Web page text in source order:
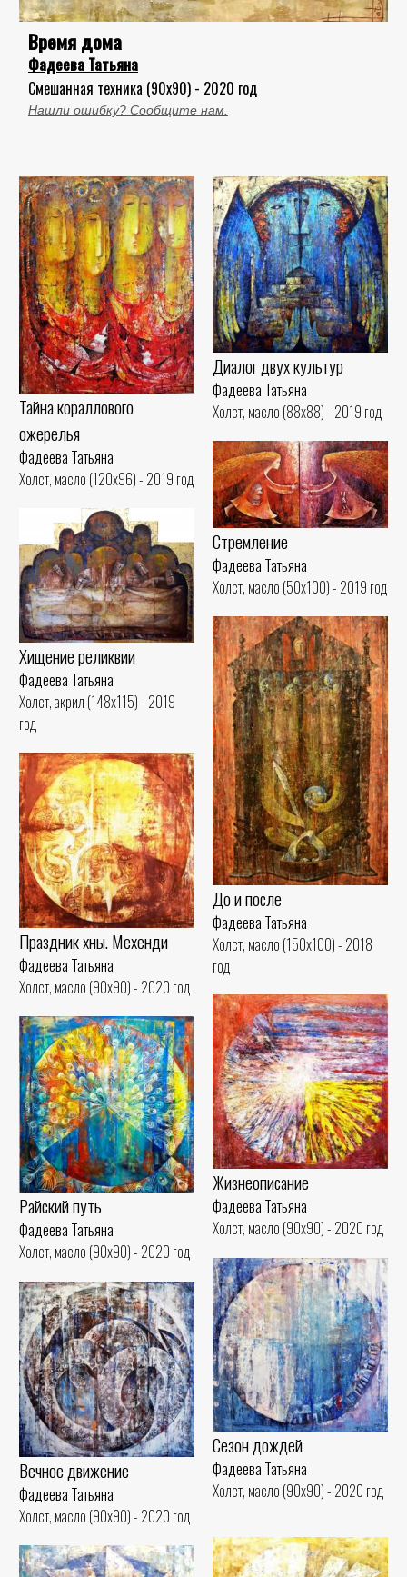
Время дома
Фадеева Татьяна
Смешанная техника (90x90) - 2020 год
Нашли ошибку? Сообщите нам.
Тайна кораллового
ожерелья
Фадеева Татьяна
Холст, масло (120x96) - 2019 год
Диалог двух культур
Фадеева Татьяна
Холст, масло (88x88) - 2019 год
Стремление
Фадеева Татьяна
Холст, масло (50x100) - 2019 год
Хищение реликвии
Фадеева Татьяна
Холст, акрил (148x115) - 2019
год
До и после
Фадеева Татьяна
Холст, масло (150x100) - 2018
год
Праздник хны. Мехенди
Фадеева Татьяна
Холст, масло (90x90) - 2020 год
Жизнеописание
Фадеева Татьяна
Холст, масло (90x90) - 2020 год
Райский путь
Фадеева Татьяна
Холст, масло (90x90) - 2020 год
Сезон дождей
Фадеева Татьяна
Холст, масло (90x90) - 2020 год
Вечное движение
Фадеева Татьяна
Холст, масло (90x90) - 2020 год